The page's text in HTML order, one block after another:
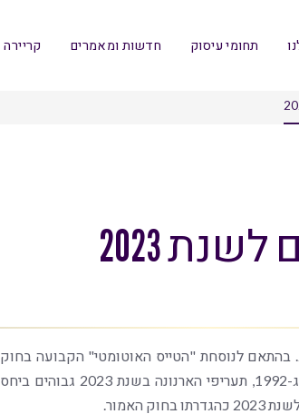
תחומי עיסוק חדשות ומאמרים קריירה
2023
היום 1.1.2023 נכנסו לתוקף תעריפי הארנונה המעודכנים לשנת 2023. בהתאם לנוסחת "הטייס האוטומטי" הקבועה בחוק
הסדרים במשק המדינה (תיקוני חקיקה להשגת יעדי התקציב), התשנ"ג-1992, תעריפי הארנונה בשנת 2023 גבוהים ביחס